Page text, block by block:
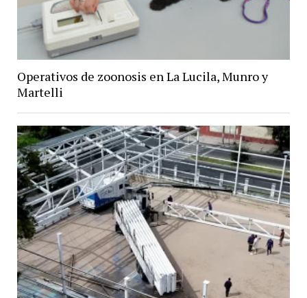
Operativos de zoonosis en La Lucila, Munro y
Martelli